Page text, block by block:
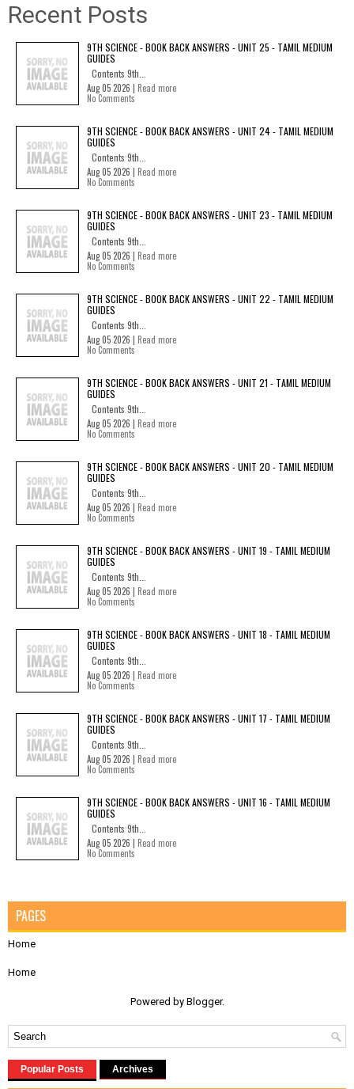
Recent Posts
9TH SCIENCE - BOOK BACK ANSWERS - UNIT 25 - TAMIL MEDIUM
GUIDES
Contents 9th...
Aug 05 2026 | Read more
No Comments
9TH SCIENCE - BOOK BACK ANSWERS - UNIT 24 - TAMIL MEDIUM
GUIDES
Contents 9th...
Aug 05 2026 | Read more
No Comments
9TH SCIENCE - BOOK BACK ANSWERS - UNIT 23 - TAMIL MEDIUM
GUIDES
Contents 9th...
Aug 05 2026 | Read more
No Comments
9TH SCIENCE - BOOK BACK ANSWERS - UNIT 22 - TAMIL MEDIUM
GUIDES
Contents 9th...
Aug 05 2026 | Read more
No Comments
9TH SCIENCE - BOOK BACK ANSWERS - UNIT 21 - TAMIL MEDIUM
GUIDES
Contents 9th...
Aug 05 2026 | Read more
No Comments
9TH SCIENCE - BOOK BACK ANSWERS - UNIT 20 - TAMIL MEDIUM
GUIDES
Contents 9th...
Aug 05 2026 | Read more
No Comments
9TH SCIENCE - BOOK BACK ANSWERS - UNIT 19 - TAMIL MEDIUM
GUIDES
Contents 9th...
Aug 05 2026 | Read more
No Comments
9TH SCIENCE - BOOK BACK ANSWERS - UNIT 18 - TAMIL MEDIUM
GUIDES
Contents 9th...
Aug 05 2026 | Read more
No Comments
9TH SCIENCE - BOOK BACK ANSWERS - UNIT 17 - TAMIL MEDIUM
GUIDES
Contents 9th...
Aug 05 2026 | Read more
No Comments
9TH SCIENCE - BOOK BACK ANSWERS - UNIT 16 - TAMIL MEDIUM
GUIDES
Contents 9th...
Aug 05 2026 | Read more
No Comments
PAGES
Home
Home
Powered by Blogger.
Popular Posts Archives